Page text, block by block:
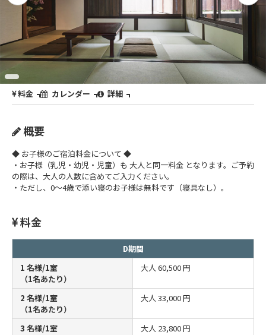
料金 カレンダー 詳細
概要
◆ お子様のご宿泊料金について ◆
・お子様（乳児・幼児・児童）も 大人と同一料金 となります。ご予約
の際は、大人の人数に含めてご入力ください。
・ただし、0～4歳で添い寝のお子様は無料です（寝具なし）。
料金
D期間
1 名様/1室
（1名あたり）
大人 60,500 円
2 名様/1室
（1名あたり）
大人 33,000 円
3 名様/1室
大人 23,800 円